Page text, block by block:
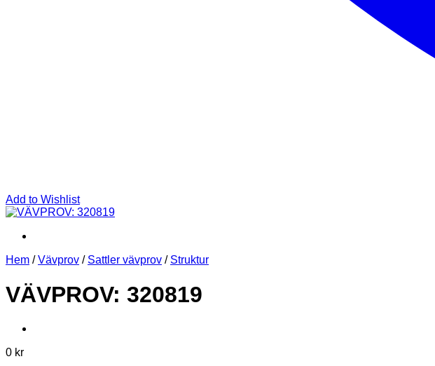
Add to Wishlist
Hem / Vävprov / Sattler vävprov / Struktur
VÄVPROV: 320819
0 kr